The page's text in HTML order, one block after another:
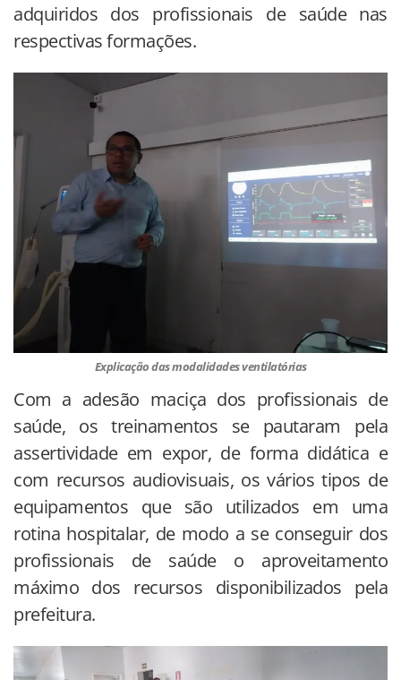
adquiridos dos profissionais de saúde nas
respectivas formações.
Explicação das modalidades ventilatórias
Com a adesão maciça dos profissionais de
saúde, os treinamentos se pautaram pela
assertividade em expor, de forma didática e
com recursos audiovisuais, os vários tipos de
equipamentos que são utilizados em uma
rotina hospitalar, de modo a se conseguir dos
profissionais de saúde o aproveitamento
máximo dos recursos disponibilizados pela
prefeitura.